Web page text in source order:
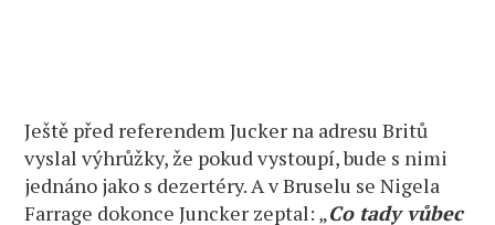
Ještě před referendem Jucker na adresu Britů
vyslal výhrůžky, že pokud vystoupí, bude s nimi
jednáno jako s dezertéry. A v Bruselu se Nigela
Farrage dokonce Juncker zeptal: „Co tady vůbec